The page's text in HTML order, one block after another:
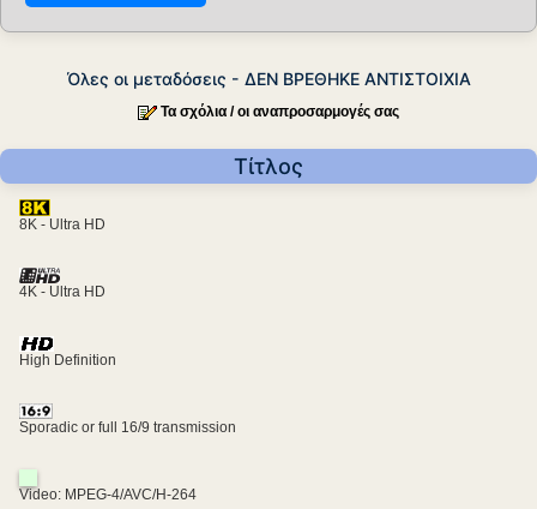
Όλες οι μεταδόσεις - ΔΕΝ ΒΡΕΘΗΚΕ ΑΝΤΙΣΤΟΙΧΙΑ
Τα σχόλια / οι αναπροσαρμογές σας
Τίτλος
8K - Ultra HD
4K - Ultra HD
High Definition
Sporadic or full 16/9 transmission
Video: MPEG-4/AVC/H-264